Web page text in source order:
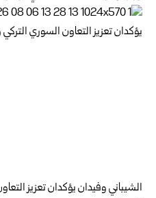
الشيباني وفيدان يؤكدان تعزيز